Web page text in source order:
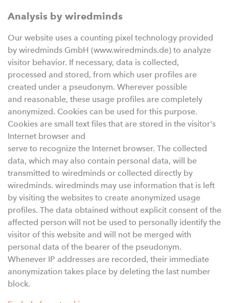
Analysis by wiredminds
Our website uses a counting pixel technology provided
by wiredminds GmbH (www.wiredminds.de) to analyze
visitor behavior. If necessary, data is collected,
processed and stored, from which user profiles are
created under a pseudonym. Wherever possible
and reasonable, these usage profiles are completely
anonymized. Cookies can be used for this purpose.
Cookies are small text files that are stored in the visitor's
Internet browser and
serve to recognize the Internet browser. The collected
data, which may also contain personal data, will be
transmitted to wiredminds or collected directly by
wiredminds. wiredminds may use information that is left
by visiting the websites to create anonymized usage
profiles. The data obtained without explicit consent of the
affected person will not be used to personally identify the
visitor of this website and will not be merged with
personal data of the bearer of the pseudonym.
Whenever IP addresses are recorded, their immediate
anonymization takes place by deleting the last number
block.